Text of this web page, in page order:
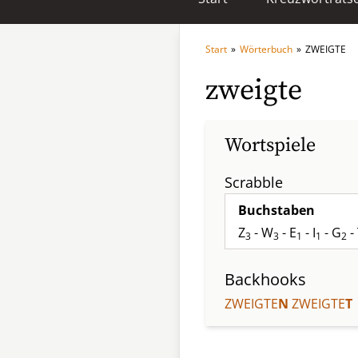
Start » Wörterbuch » ZWEIGTE
zweigte
Wortspiele
Scrabble
Buchstaben
Z3 - W3 - E1 - I1 - G2 -
Backhooks
ZWEIGTEN ZWEIGTET